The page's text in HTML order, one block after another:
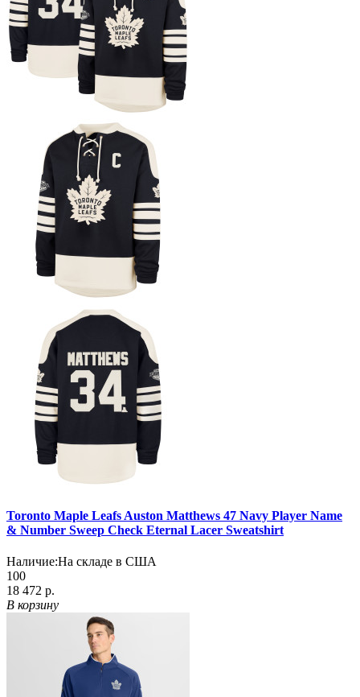
Toronto Maple Leafs Auston Matthews 47 Navy Player Name
& Number Sweep Check Eternal Lacer Sweatshirt
Наличие:На складе в США
100
18 472 р.
В корзину